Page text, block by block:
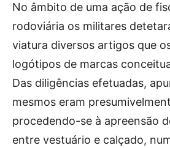
AUTÁRQUICAS 2025 em Seia
Contactos
Tel. 238 310 090 (chamada para a rede fixa
E-mail: jornalsantamarinha@gmail.com
Facebook Instagram
Estatuto editorial Sobre o Jornal
No âmbito de uma ação de
rodoviária os militares
viatura diversos artigos que
logótipos de marcas
Das diligências efetuadas,
mesmos eram
procedendo-se à apreensão
entre vestuário e calçado,